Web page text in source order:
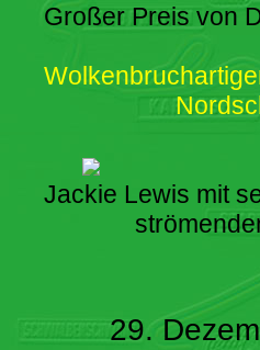
Großer Preis von
Jackie Lewis mit
29.